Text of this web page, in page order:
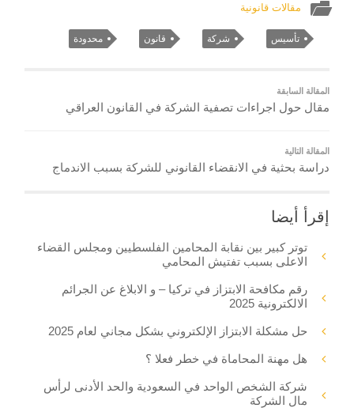
مقالات قانونية
تأسيس شركة قانون محدودة
المقالة السابقة
مقال حول اجراءات تصفية الشركة في القانون العراقي
المقالة التالية
دراسة بحثية في الانقضاء القانوني للشركة بسبب الاندماج
إقرأ أيضا
توتر كبير بين نقابة المحامين الفلسطيين ومجلس القضاء
الاعلى بسبب تفتيش المحامي
رقم مكافحة الابتزاز في تركيا – و الابلاغ عن الجرائم
الالكترونية 2025
حل مشكلة الابتزاز الإلكتروني بشكل مجاني لعام 2025
هل مهنة المحاماة في خطر فعلا ؟
شركة الشخص الواحد في السعودية والحد الأدنى لرأس
مال الشركة